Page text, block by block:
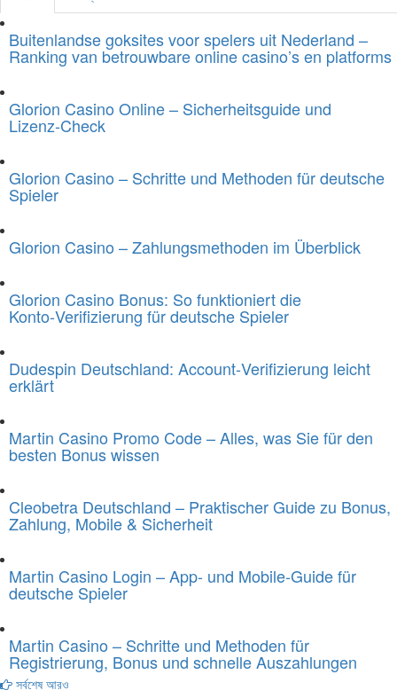
Buitenlandse goksites voor spelers uit Nederland –
Ranking van betrouwbare online casino’s en platforms
Glorion Casino Online – Sicherheitsguide und
Lizenz‑Check
Glorion Casino – Schritte und Methoden für deutsche
Spieler
Glorion Casino – Zahlungsmethoden im Überblick
Glorion Casino Bonus: So funktioniert die
Konto‑Verifizierung für deutsche Spieler
Dudespin Deutschland: Account‑Verifizierung leicht
erklärt
Martin Casino Promo Code – Alles, was Sie für den
besten Bonus wissen
Cleobetra Deutschland – Praktischer Guide zu Bonus,
Zahlung, Mobile & Sicherheit
Martin Casino Login – App- und Mobile-Guide für
deutsche Spieler
Martin Casino – Schritte und Methoden für
Registrierung, Bonus und schnelle Auszahlungen
সর্বশেষ আরও